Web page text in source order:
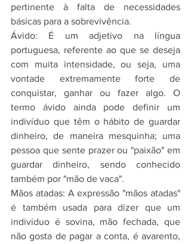
pertinente à falta de necessidades
básicas para a sobrevivência.
Ávido: É um adjetivo na língua
portuguesa, referente ao que se deseja
com muita intensidade, ou seja, uma
vontade extremamente forte de
conquistar, ganhar ou fazer algo. O
termo ávido ainda pode definir um
indivíduo que têm o hábito de guardar
dinheiro, de maneira mesquinha; uma
pessoa que sente prazer ou "paixão" em
guardar dinheiro, sendo conhecido
também por "mão de vaca".
Mãos atadas: A expressão "mãos atadas"
é também usada para dizer que um
indivíduo é sovina, mão fechada, que
não gosta de pagar a conta, é avarento,